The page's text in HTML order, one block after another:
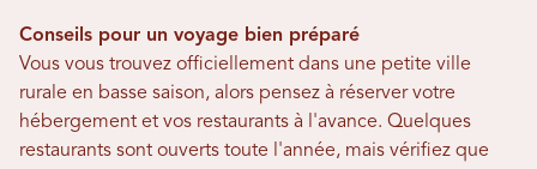
Conseils pour un voyage bien préparé
Vous vous trouvez officiellement dans une petite ville
rurale en basse saison, alors pensez à réserver votre
hébergement et vos restaurants à l'avance. Quelques
restaurants sont ouverts toute l'année, mais vérifiez que